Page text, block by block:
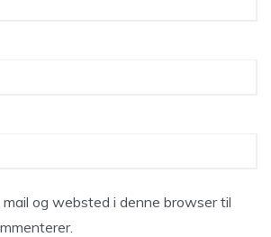
mail og websted i denne browser til